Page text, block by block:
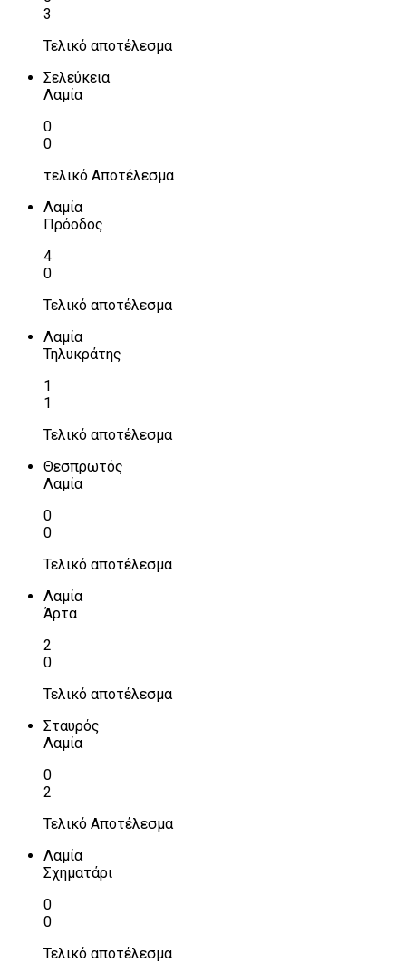
3
Τελικό αποτέλεσμα
Σελεύκεια
Λαμία
0
0
τελικό Αποτέλεσμα
Λαμία
Πρόοδος
4
0
Τελικό αποτέλεσμα
Λαμία
Τηλυκράτης
1
1
Τελικό αποτέλεσμα
Θεσπρωτός
Λαμία
0
0
Τελικό αποτέλεσμα
Λαμία
Άρτα
2
0
Τελικό αποτέλεσμα
Σταυρός
Λαμία
0
2
Τελικό Αποτέλεσμα
Λαμία
Σχηματάρι
0
0
Τελικό αποτέλεσμα